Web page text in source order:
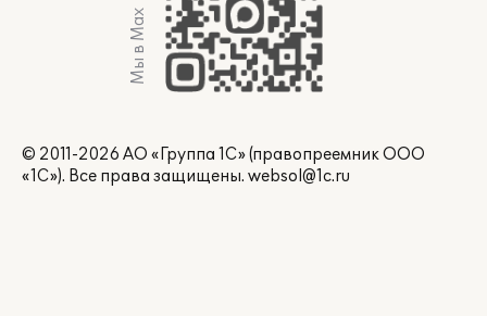
Мы в Max
© 2011-2026 АО «Группа 1С» (правопреемник ООО
«1С»). Все права защищены. websol@1c.ru